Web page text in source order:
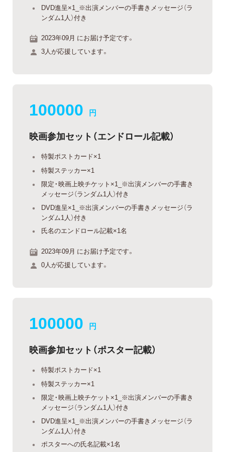
DVD進呈×1_※出演メンバーの手書きメッセージ（ラ
ンダム1人）付き
2023年09月 にお届け予定です。
3人が応援しています。
100000 円
映画参加セット（エンドロール記載）
特製ポストカード×1
特製ステッカー×1
限定・映画上映チケット×1_※出演メンバーの手書き
メッセージ（ランダム1人）付き
DVD進呈×1_※出演メンバーの手書きメッセージ（ラ
ンダム1人）付き
氏名のエンドロール記載×1名
2023年09月 にお届け予定です。
0人が応援しています。
100000 円
映画参加セット（ポスター記載）
特製ポストカード×1
特製ステッカー×1
限定・映画上映チケット×1_※出演メンバーの手書き
メッセージ（ランダム1人）付き
DVD進呈×1_※出演メンバーの手書きメッセージ（ラ
ンダム1人）付き
ポスターへの氏名記載×1名